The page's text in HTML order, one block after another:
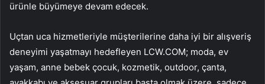
ürünle büyümeye devam edecek.
Uçtan uca hizmetleriyle müşterilerine daha iyi bir alışveriş
deneyimi yaşatmayı hedefleyen LCW.COM; moda, ev
yaşam, anne bebek çocuk, kozmetik, outdoor, çanta,